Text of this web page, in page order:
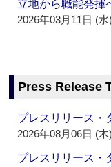
立地から職能発揮
2026年03月11日 (水)
Press Release
プレスリリース
2026年08月06日 (木)
プレスリリース